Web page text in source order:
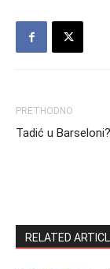
PRETHODNO
Tadić u Barseloni?
RELATED